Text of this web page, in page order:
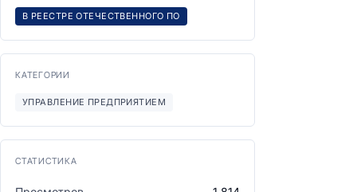
В РЕЕСТРЕ ОТЕЧЕСТВЕННОГО ПО
КАТЕГОРИИ
УПРАВЛЕНИЕ ПРЕДПРИЯТИЕМ
СТАТИСТИКА